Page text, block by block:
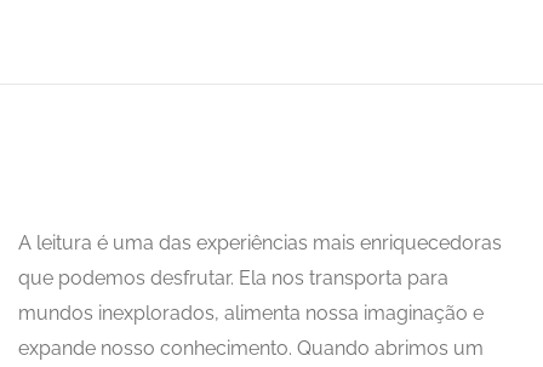
A leitura é uma das experiências mais enriquecedoras
que podemos desfrutar. Ela nos transporta para
mundos inexplorados, alimenta nossa imaginação e
expande nosso conhecimento. Quando abrimos um